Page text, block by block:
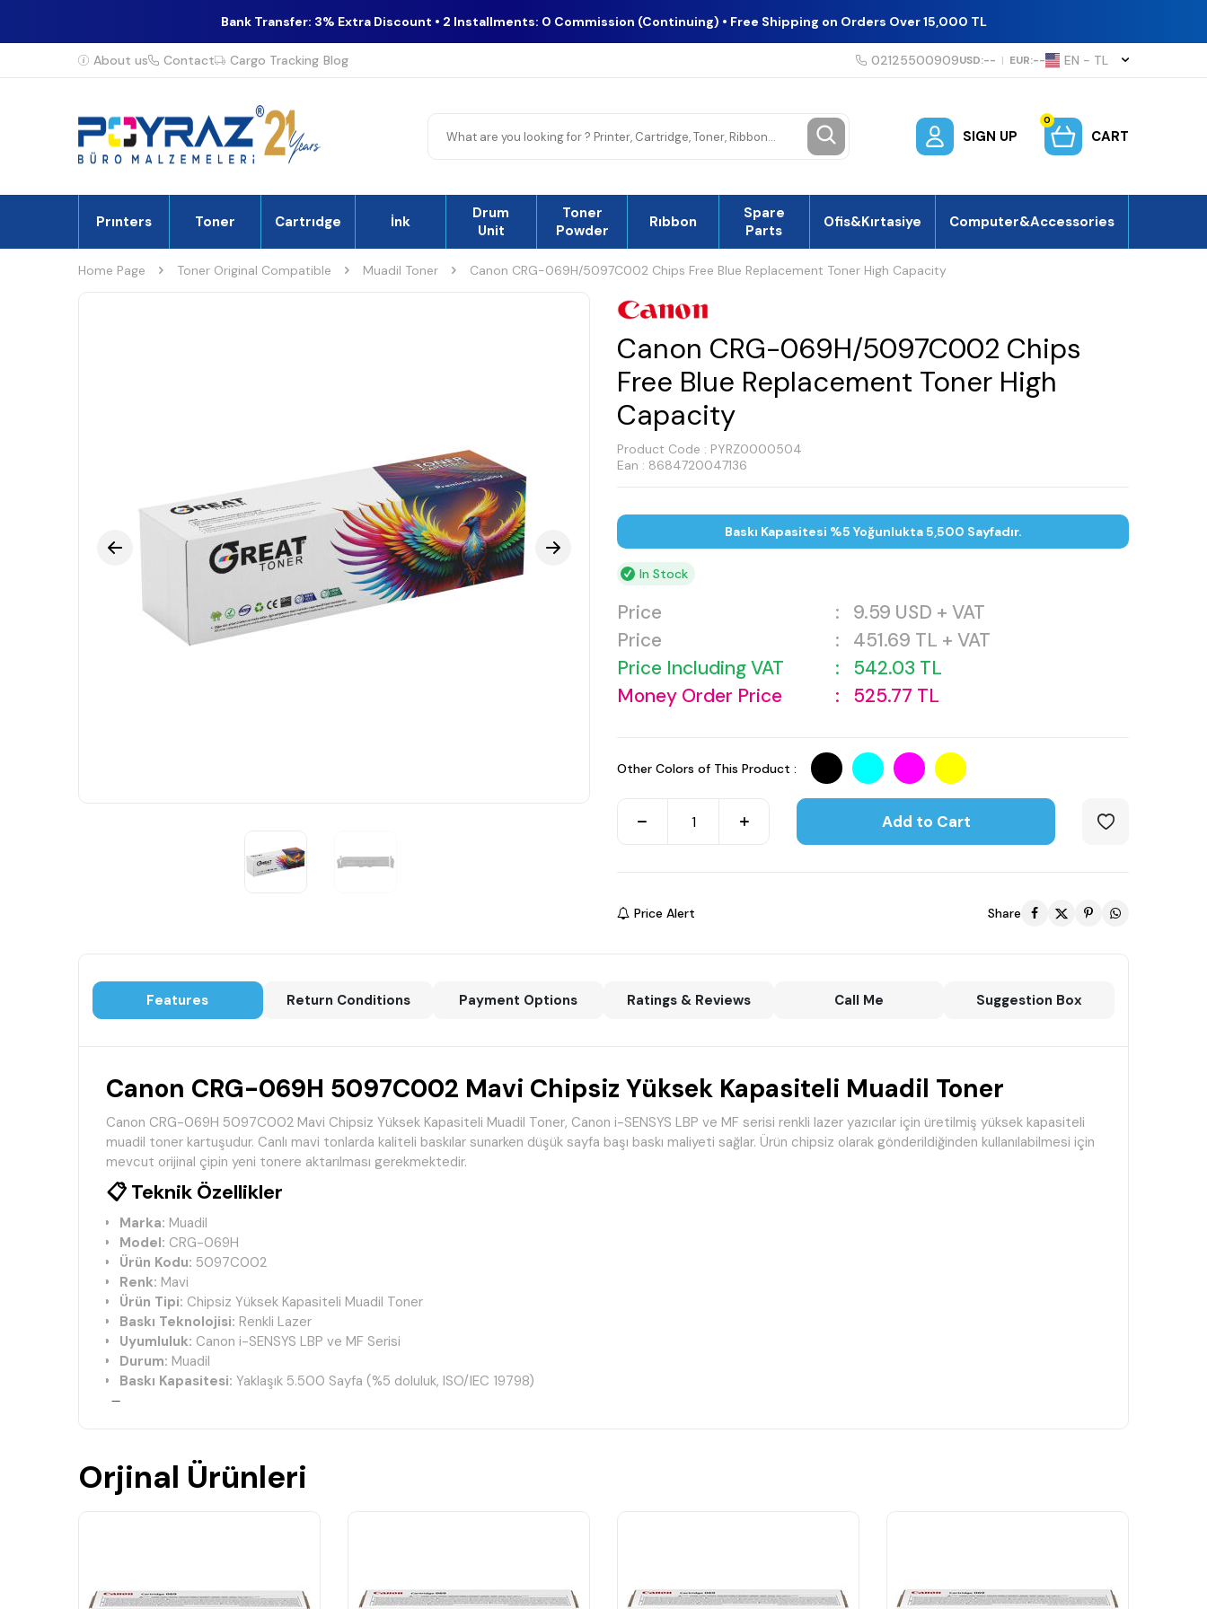
Bank Transfer: 3% Extra Discount • 2 Installments: 0 Commission (Continuing) • Free Shipping on Orders Over 15,000 TL
About us Contact Cargo Tracking Blog 02125500909USD:-- | EUR:-- EN − TL
SIGN UP
0
CART
Prınters Toner Cartrıdge İnk
Drum
Unit
Toner
Powder
Rıbbon
Spare
Parts
Ofis&Kırtasiye Computer&Accessories
Home Page Toner Original Compatible Muadil Toner Canon CRG-069H/5097C002 Chips Free Blue Replacement Toner High Capacity
Canon CRG-069H/5097C002 Chips
Free Blue Replacement Toner High
Capacity
Product Code : PYRZ0000504
Ean : 8684720047136
Baskı Kapasitesi %5 Yoğunlukta 5,500 Sayfadır.
In Stock
Price : 9.59 USD + VAT
Price
: 451.69 TL + VAT
Price Including VAT
: 542.03 TL
Money Order Price
: 525.77 TL
Other Colors of This Product :
Add to Cart
Price Alert Share
Features Return Conditions Payment Options Ratings & Reviews Call Me Suggestion Box
Canon CRG-069H 5097C002 Mavi Chipsiz Yüksek Kapasiteli Muadil Toner
Canon CRG-069H 5097C002 Mavi Chipsiz Yüksek Kapasiteli Muadil Toner, Canon i-SENSYS LBP ve MF serisi renkli lazer yazıcılar için üretilmiş yüksek kapasiteli
muadil toner kartuşudur. Canlı mavi tonlarda kaliteli baskılar sunarken düşük sayfa başı baskı maliyeti sağlar. Ürün chipsiz olarak gönderildiğinden kullanılabilmesi için
mevcut orijinal çipin yeni tonere aktarılması gerekmektedir.
📋 Teknik Özellikler
Marka: Muadil
Model: CRG-069H
Ürün Kodu: 5097C002
Renk: Mavi
Ürün Tipi: Chipsiz Yüksek Kapasiteli Muadil Toner
Baskı Teknolojisi: Renkli Lazer
Uyumluluk: Canon i-SENSYS LBP ve MF Serisi
Durum: Muadil
Baskı Kapasitesi: Yaklaşık 5.500 Sayfa (%5 doluluk, ISO/IEC 19798)
Canon i-SENSYS MF752Cdw
Canon i-SENSYS MF754Cdw
Kullanım öncesinde mevcut orijinal çipin yeni tonere aktarılması gerekir.
Orjinal Ürünleri